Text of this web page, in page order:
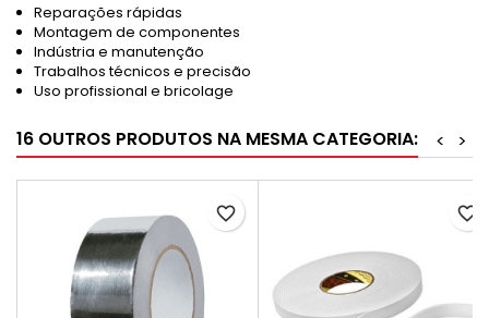
Reparações rápidas
Montagem de componentes
Indústria e manutenção
Trabalhos técnicos e precisão
Uso profissional e bricolage
16 OUTROS PRODUTOS NA MESMA CATEGORIA: >
<
favorite_border favorite_border